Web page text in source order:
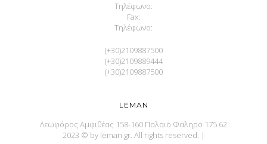
Τηλέφωνο:
Fax:
Τηλέφωνο:
(+30)2109887500
(+30)2109889444
(+30)2109887500
LEMAN
Λεωφόρος Αμφιθέας 158-160 Παλαιό Φάληρο 175 62
2023 © by leman.gr. All rights reserved. |